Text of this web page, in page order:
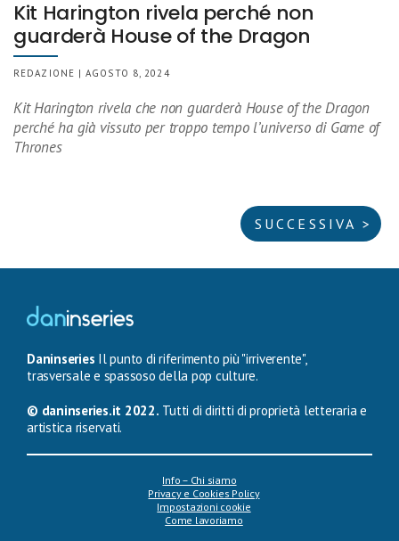
Kit Harington rivela perché non
guarderà House of the Dragon
REDAZIONE | AGOSTO 8, 2024
Kit Harington rivela che non guarderà House of the Dragon
perché ha già vissuto per troppo tempo l’universo di Game of
Thrones
SUCCESSIVA >
Daninseries Il punto di riferimento più "irriverente",
trasversale e spassoso della pop culture.
© daninseries.it 2022. Tutti di diritti di proprietà letteraria e
artistica riservati.
Info – Chi siamo
Privacy e Cookies Policy
Impostazioni cookie
Come lavoriamo